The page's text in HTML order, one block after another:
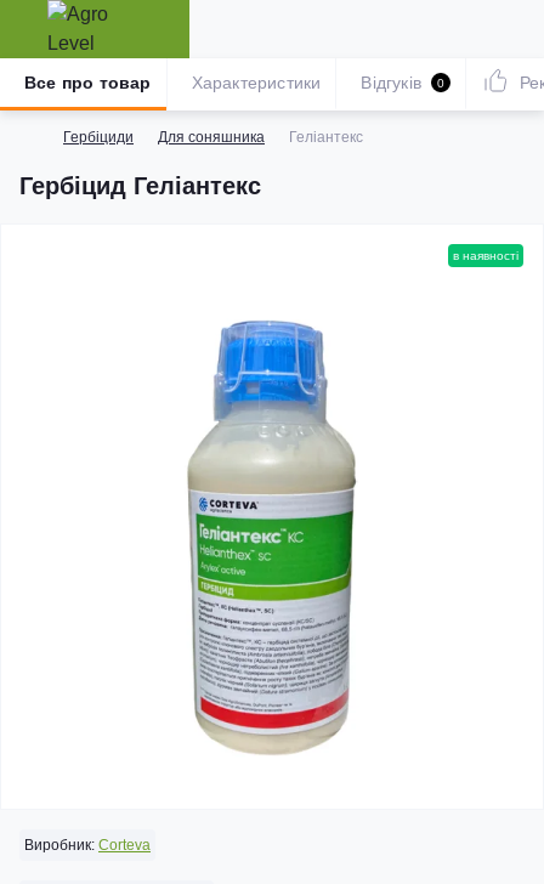
Гербіциди Для соняшника Геліантекс
Гербіцид Геліантекс
Все про товар Характеристики Відгуків 0
в наявності
Виробник: Corteva